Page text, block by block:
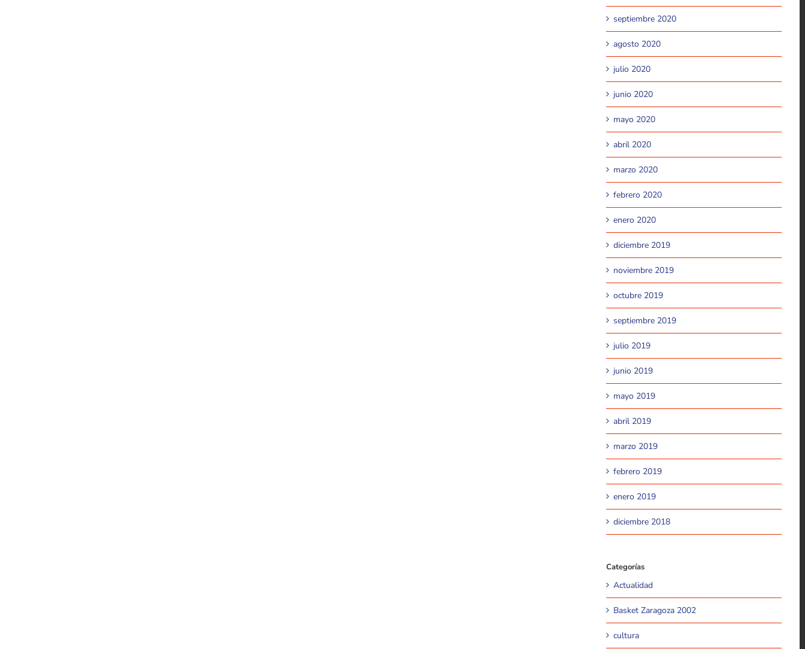
septiembre 2020
agosto 2020
julio 2020
junio 2020
mayo 2020
abril 2020
marzo 2020
febrero 2020
enero 2020
diciembre 2019
noviembre 2019
octubre 2019
septiembre 2019
julio 2019
junio 2019
mayo 2019
abril 2019
marzo 2019
febrero 2019
enero 2019
diciembre 2018
Categorías
Actualidad
Basket Zaragoza 2002
cultura